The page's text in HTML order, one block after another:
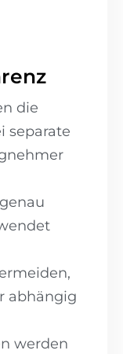
die
separate
abhängig
werden